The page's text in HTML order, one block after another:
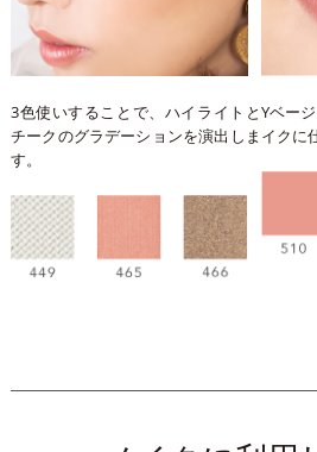
3色使いすることで、ハイライトと
チークのグラデーションを演出しま
す。
Yベー
イクに